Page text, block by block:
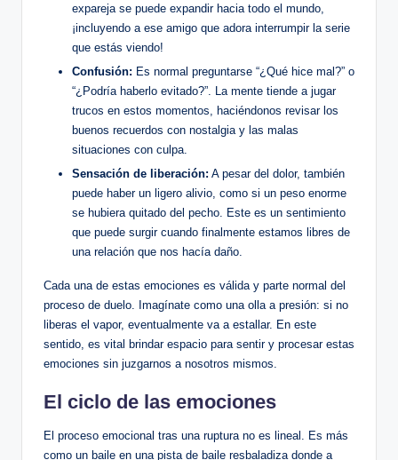
expareja se puede expandir hacia todo el mundo,
¡incluyendo a ese amigo que adora interrumpir la serie
que estás viendo!
Confusión: Es normal preguntarse “¿Qué hice mal?” o
“¿Podría haberlo evitado?”. La mente tiende a jugar
trucos en estos momentos, haciéndonos revisar los
buenos recuerdos con nostalgia y las malas
situaciones con culpa.
Sensación de liberación: A pesar del dolor, también
puede haber un ligero alivio, como si un peso enorme
se hubiera quitado del pecho. Este es un sentimiento
que puede surgir cuando finalmente estamos libres de
una relación que nos hacía daño.
Cada una de estas emociones es válida y parte normal del
proceso de duelo. Imagínate como una olla a presión: si no
liberas el vapor, eventualmente va a estallar. En este
sentido, es vital brindar espacio para sentir y procesar estas
emociones sin juzgarnos a nosotros mismos.
El ciclo de las emociones
El proceso emocional tras una ruptura no es lineal. Es más
como un baile en una pista de baile resbaladiza donde a